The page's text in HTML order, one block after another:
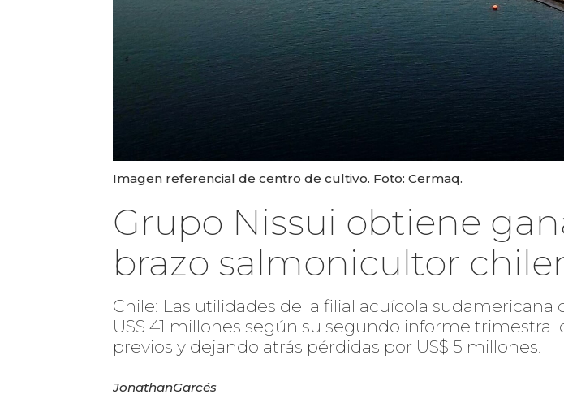
Imagen referencial de centro de cultivo. Foto: Cermaq.
Grupo Nissui obtiene
brazo salmonicultor
Chile: Las utilidades de la filial acuícola
US$ 41 millones según su segundo informe
previos y dejando atrás pérdidas por US$ 5 millones.
JonathanGarcés